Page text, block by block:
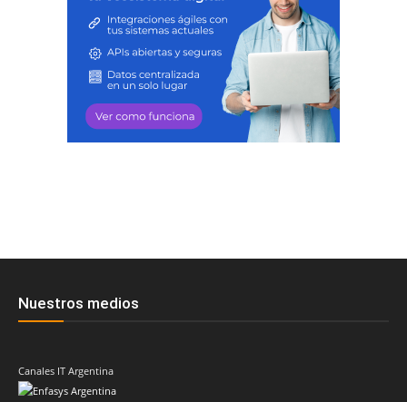
Nuestros medios
Canales IT Argentina